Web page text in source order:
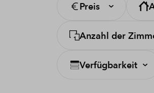
Preis
Anzahl der
Verfügbarkeit